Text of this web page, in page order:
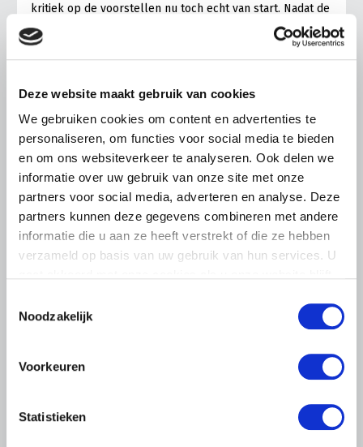
Deze website maakt gebruik van cookies
We gebruiken cookies om content en advertenties te
personaliseren, om functies voor social media te bieden
en om ons websiteverkeer te analyseren. Ook delen we
informatie over uw gebruik van onze site met onze
partners voor social media, adverteren en analyse. Deze
partners kunnen deze gegevens combineren met andere
informatie die u aan ze heeft verstrekt of die ze hebben
verzameld op basis van uw gebruik van hun services. U
Noodzakelijk
Voorkeuren
Statistieken
kritiek op de voorstellen nu toch echt van start. Nadat de
Europese Commissie op 16 juli vorig jaar naar buiten
kwam …
UITNODIGING
Informatieavond